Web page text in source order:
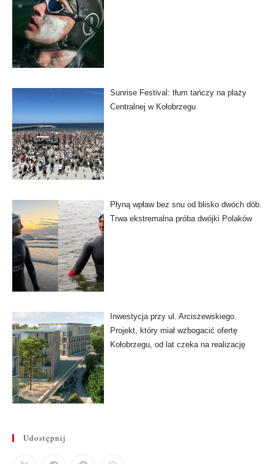
Sunrise Festival: tłum tańczy na plaży
Centralnej w Kołobrzegu
Płyną wpław bez snu od blisko dwóch dób.
Trwa ekstremalna próba dwójki Polaków
Inwestycja przy ul. Arciszewskiego.
Projekt, który miał wzbogacić ofertę
Kołobrzegu, od lat czeka na realizację
Udostępnij